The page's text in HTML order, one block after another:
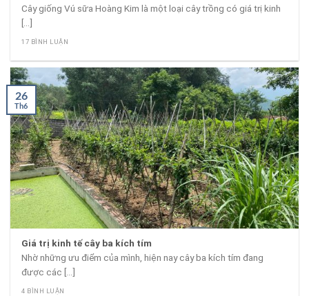
Cây giống Vú sữa Hoàng Kim là một loại cây trồng có giá trị kinh
[...]
17 BÌNH LUẬN
Giá trị kinh tế cây ba kích tím
Nhờ những ưu điểm của mình, hiện nay cây ba kích tím đang
được các [...]
4 BÌNH LUẬN
26
Th6